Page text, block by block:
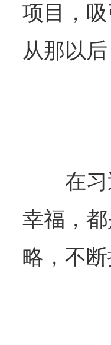
项目，
从那以
在习近
幸福，
略，不